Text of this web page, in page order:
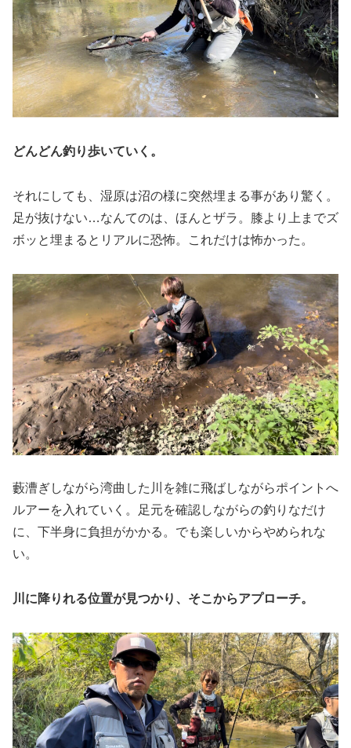
どんどん釣り歩いていく。
それにしても、湿原は沼の様に突然埋まる事があり驚く。
足が抜けない…なんてのは、ほんとザラ。膝より上までズ
ボッと埋まるとリアルに恐怖。これだけは怖かった。
藪漕ぎしながら湾曲した川を雑に飛ばしながらポイントへ
ルアーを入れていく。足元を確認しながらの釣りなだけ
に、下半身に負担がかかる。でも楽しいからやめられな
い。
川に降りれる位置が見つかり、そこからアプローチ。